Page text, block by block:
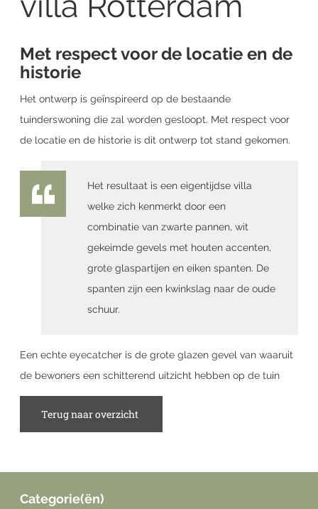
Met respect voor de locatie en de
historie
Het ontwerp is geïnspireerd op de bestaande
tuinderswoning die zal worden gesloopt. Met respect voor
de locatie en de historie is dit ontwerp tot stand gekomen.
Het resultaat is een eigentijdse villa
welke zich kenmerkt door een
combinatie van zwarte pannen, wit
gekeimde gevels met houten accenten,
grote glaspartijen en eiken spanten. De
spanten zijn een kwinkslag naar de oude
schuur.
Een echte eyecatcher is de grote glazen gevel van waaruit
de bewoners een schitterend uitzicht hebben op de tuin
Terug naar overzicht
Categorie(ën)